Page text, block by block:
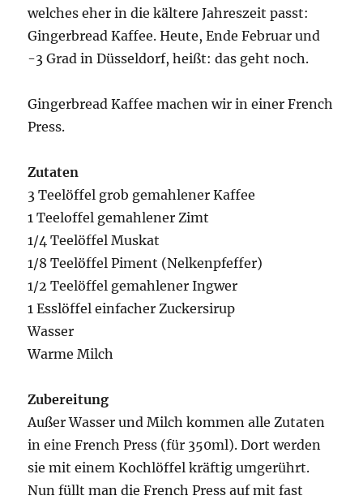
welches eher in die kältere Jahreszeit passt:
Gingerbread Kaffee. Heute, Ende Februar und
-3 Grad in Düsseldorf, heißt: das geht noch.
Gingerbread Kaffee machen wir in einer French
Press.
Zutaten
3 Teelöffel grob gemahlener Kaffee
1 Teeloffel gemahlener Zimt
1/4 Teelöffel Muskat
1/8 Teelöffel Piment (Nelkenpfeffer)
1/2 Teelöffel gemahlener Ingwer
1 Esslöffel einfacher Zuckersirup
Wasser
Warme Milch
Zubereitung
Außer Wasser und Milch kommen alle Zutaten
in eine French Press (für 350ml). Dort werden
sie mit einem Kochlöffel kräftig umgerührt.
Nun füllt man die French Press auf mit fast